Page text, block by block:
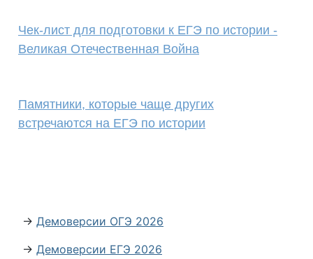
Чек-лист для подготовки к ЕГЭ по истории -
Великая Отечественная Война
Памятники, которые чаще других
встречаются на ЕГЭ по истории
→ Демоверсии ОГЭ 2026
→ Демоверсии ЕГЭ 2026